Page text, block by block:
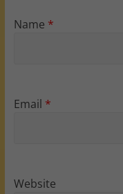
Name *
Email *
Website